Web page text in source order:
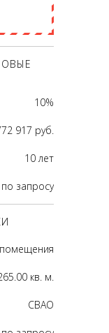
10%
917 руб.
10 лет
по запросу
кв. м.
CВАО